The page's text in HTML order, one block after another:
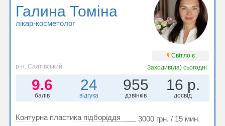
Галина Томіна
лікар-косметолог
Світло є
р-н. Салтівський
Заходив(ла)сьогодні
9.6
балів
24
відгука
955
дзвінків
16 р.
досвід
Контурна пластика підборіддя
3000 грн. / 15 мин.